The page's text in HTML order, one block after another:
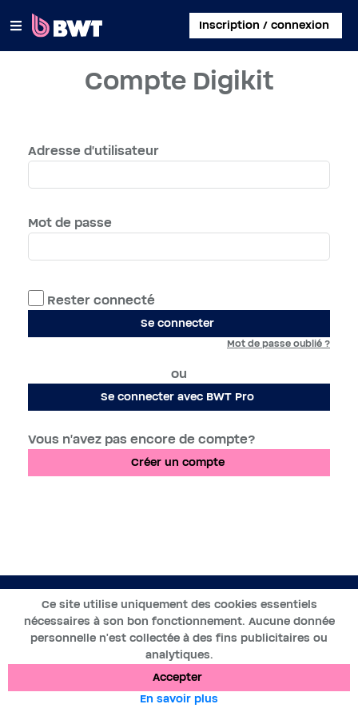
Inscription / connexion
×
SE CONNECTER
ENREGISTRER UN KIT SANS COMPTE
CONTACT
Compte Digikit
Adresse d'utilisateur
Mot de passe
Rester connecté
Se connecter
Mot de passe oublié ?
ou
Se connecter avec BWT Pro
Vous n'avez pas encore de compte?
Créer un compte
FR
2019-2025 ©BWT by Wess Soft - Tous droits réservés
Protection des donnéesCookiesMentions légales
Accepter
Ce site utilise uniquement des cookies essentiels
nécessaires à son bon fonctionnement. Aucune donnée
personnelle n’est collectée à des fins publicitaires ou
analytiques.
En savoir plus